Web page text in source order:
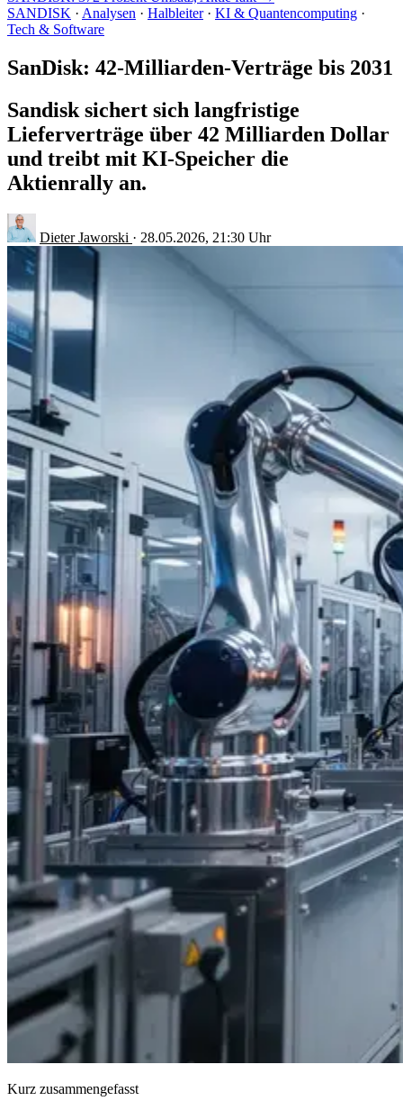
SANDISK · Analysen · Halbleiter · KI & Quantencomputing ·
Tech & Software
SanDisk: 42-Milliarden-Verträge bis 2031
Sandisk sichert sich langfristige
Lieferverträge über 42 Milliarden Dollar
und treibt mit KI-Speicher die
Aktienrally an.
Dieter Jaworski · 28.05.2026, 21:30 Uhr
Kurz zusammengefasst